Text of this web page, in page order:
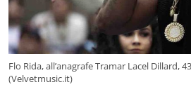
Flo Rida, all’anagrafe Tramar Lacel Dillard,
(Velvetmusic.it)